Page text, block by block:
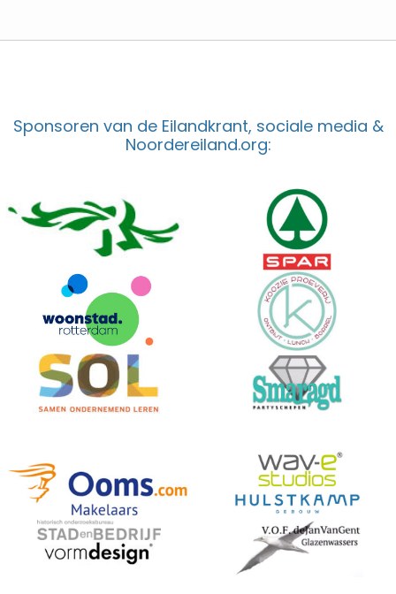
Sponsoren van de Eilandkrant, sociale media &
Noordereiland.org: